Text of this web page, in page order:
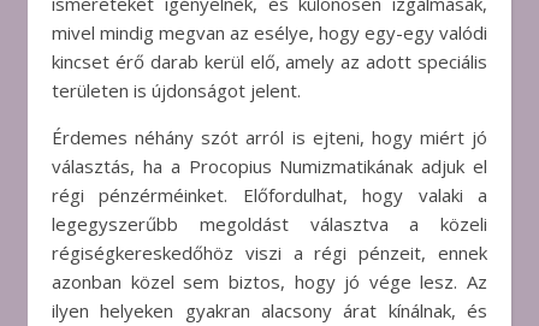
mivel mindig megvan az esélye, hogy egy-egy valódi
kincset érő darab kerül elő, amely az adott speciális
területen is újdonságot jelent.
Érdemes néhány szót arról is ejteni, hogy miért jó
választás, ha a Procopius Numizmatikának adjuk el
régi pénzérméinket. Előfordulhat, hogy valaki a
legegyszerűbb megoldást választva a közeli
régiségkereskedőhöz viszi a régi pénzeit, ennek
azonban közel sem biztos, hogy jó vége lesz. Az
ilyen helyeken gyakran alacsony árat kínálnak, és